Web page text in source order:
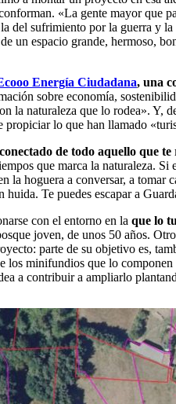
«La gente mayor que
del sufrimiento por la guerra y
un espacio grande, hermoso,
Energía Ciudadana, una
sobre economía,
la naturaleza que lo rodea». Y,
propiciar lo que han llamado
de todo aquello que te
que marca la naturaleza.
la hoguera a conversar, a
Te puedes escapar a
con el entorno en la que lo
joven, de unos 50 años.
parte de su objetivo es,
los minifundios que lo
a contribuir a ampliarlo